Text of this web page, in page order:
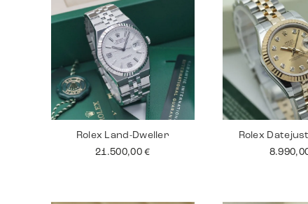
Rolex Land-Dweller
21.500,00€
Rolex